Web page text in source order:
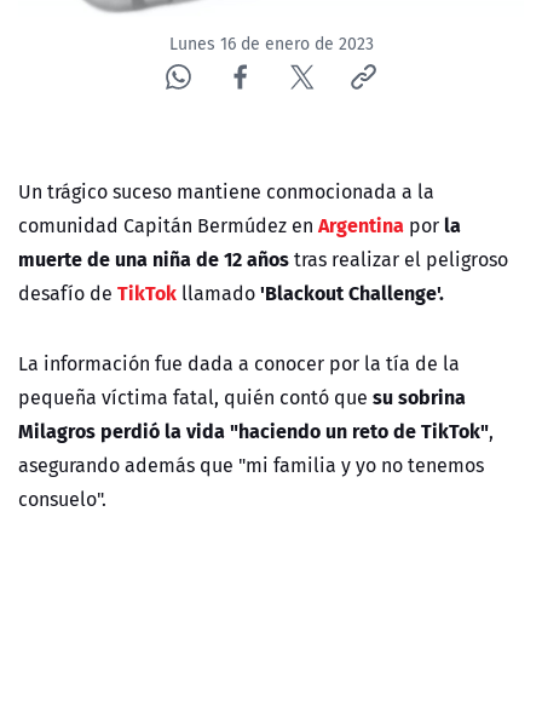
CANAL DE DENUNCIAS
ÁREA DE PROYECTOS
Lunes 16 de enero de 2023
Un trágico suceso mantiene conmocionada a la
comunidad Capitán Bermúdez en Argentina por la
muerte de una niña de 12 añostras realizar el peligroso
desafío de TikTok llamado'Blackout Challenge'.
La información fue dada a conocer por la tía de la
pequeña víctima fatal, quién contó que su sobrina
Milagros perdió la vida "haciendo un reto de TikTok",
asegurando además que "mi familia y yo no tenemos
consuelo".